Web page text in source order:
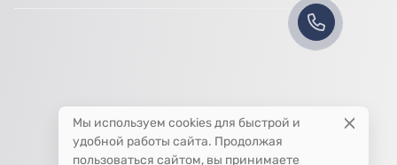
Мы используем cookies для быстрой и
удобной работы сайта. Продолжая
пользоваться сайтом, вы принимаете